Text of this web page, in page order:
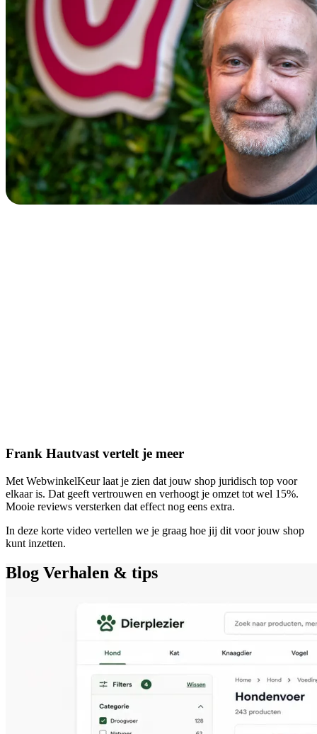
Frank Hautvast vertelt je meer
Met WebwinkelKeur laat je zien dat jouw shop juridisch top voor
elkaar is. Dat geeft vertrouwen en verhoogt je omzet tot wel 15%.
Mooie reviews versterken dat effect nog eens extra.
In deze korte video vertellen we je graag hoe jij dit voor jouw shop
kunt inzetten.
Blog Verhalen & tips